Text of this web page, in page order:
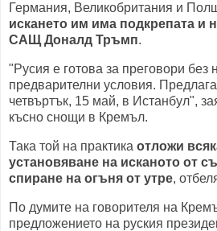
Германия, Великобритания и
искането им има подкрепата и
САЩ Доналд Тръмп.
"Русия е готова за преговори без
предварителни условия.
четвъртък, 15 май, в Истанбул",
късно снощи в Кремъл.
Така той на практика отложи
установяване на исканото от
спиране на огъня от утре,
По думите на говорителя на
предложението на руския